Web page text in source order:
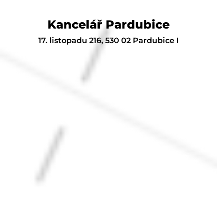
Kancelář Pardubice
17. listopadu 216, 530 02 Pardubice I